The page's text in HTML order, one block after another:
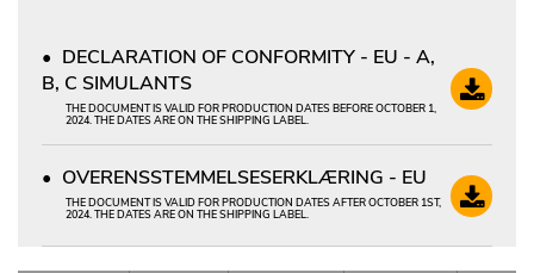
DECLARATION OF CONFORMITY - EU - A,
B, C SIMULANTS
THE DOCUMENT IS VALID FOR PRODUCTION DATES BEFORE OCTOBER 1,
2024. THE DATES ARE ON THE SHIPPING LABEL.
OVERENSSTEMMELSESERKLÆRING - EU
THE DOCUMENT IS VALID FOR PRODUCTION DATES AFTER OCTOBER 1ST,
2024. THE DATES ARE ON THE SHIPPING LABEL.